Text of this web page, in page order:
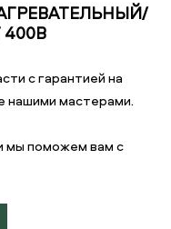
с гарантией на
нашими мастерами.
мы поможем вам с